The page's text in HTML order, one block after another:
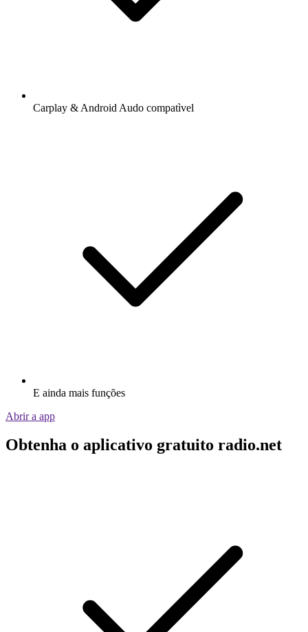
Carplay & Android Audo compatìvel
E ainda mais funções
Abrir a app
Obtenha o aplicativo gratuito radio.net